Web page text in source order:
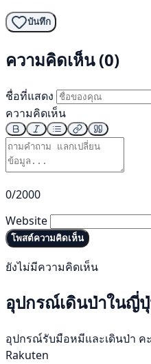
บันทึก
ความคิดเห็น (0)
ชื่อที่แสดง
ความคิดเห็น
0/2000
Website
โพสต์ความคิดเห็น
ยังไม่มีความคิดเห็น
อุปกรณ์เดินป่าในญี่
อุปกรณ์รับมือหมีและเดินป่า ค
Rakuten